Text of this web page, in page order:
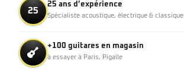
25
25 ans d’expérience
Spécialiste acoustique, électrique & classique
+100 guitares en magasin
à essayer à Paris, Pigalle